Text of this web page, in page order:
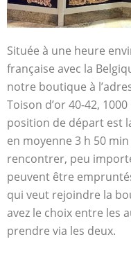
Située à une heure
française avec la
notre boutique à
Toison d’or 40-42,
position de départ est
en moyenne 3 h 50
rencontrer, peu
peuvent être
qui veut rejoindre la
avez le choix entre les
prendre via les deux.